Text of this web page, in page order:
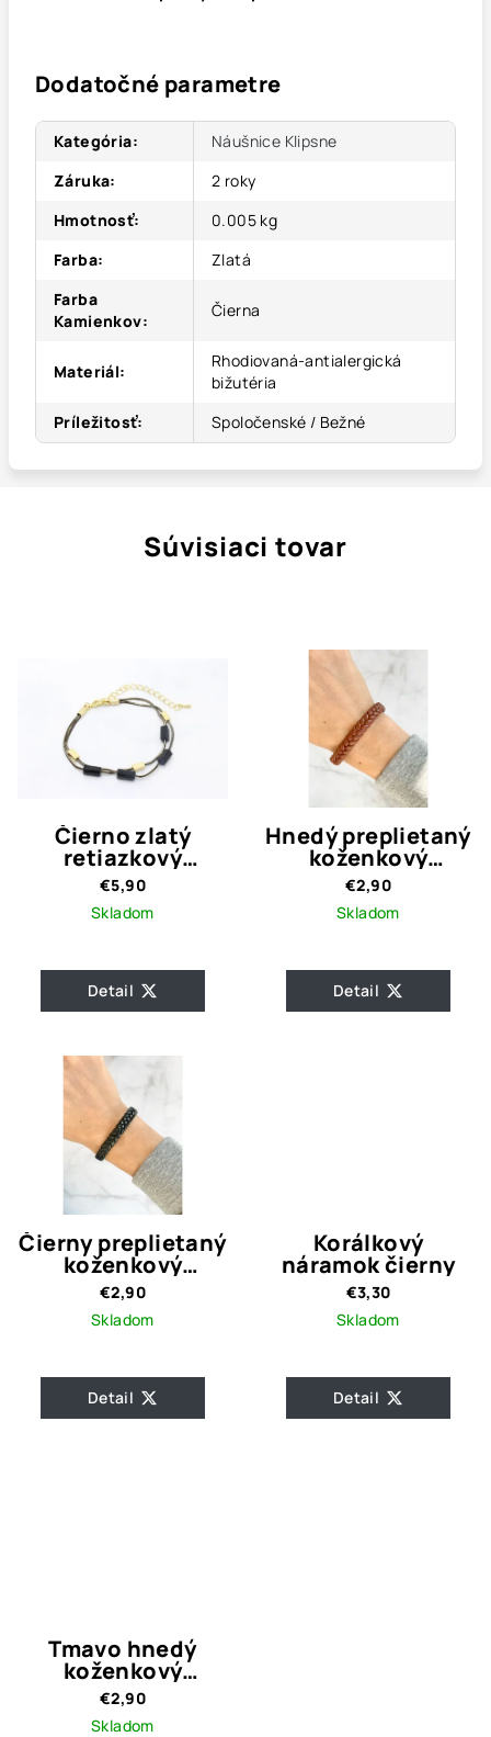
Dodatočné parametre
Kategória:
Náušnice Klipsne
Záruka:
2 roky
Hmotnosť:
0.005 kg
Farba:
Zlatá
Farba
Kamienkov:
Čierna
Materiál:
Rhodiovaná-antialergická
bižutéria
Príležitosť: Spoločenské / Bežné
Súvisiaci tovar
Čierno zlatý
retiazkový
náramok LIANA
€5,90
Skladom
Detail
Hnedý preplietaný
koženkový
náramok
€2,90
Skladom
Detail
Čierny preplietaný
koženkový
náramok
€2,90
Skladom
Detail
Korálkový
náramok čierny
€3,30
Skladom
Detail
Tmavo hnedý
koženkový
náramok
€2,90
Skladom